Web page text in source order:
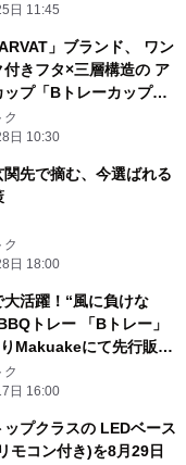
日 11:45
」ブランド、 ワン
付きフタ×三層構造の ア
ップ「Bトレーカップ」
ク
日 10:30
先で摘む、今選ばれる
ク
日 18:00
活躍！“風に負けな
トレー 「Bトレー」
Makuakeにて先行販売
プラトレーの不満を一
ク
日 16:00
ップクラスの LEDベース
モコン付き)を8月29日